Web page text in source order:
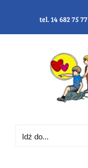
tel. 14 682 75 77
Idź do...